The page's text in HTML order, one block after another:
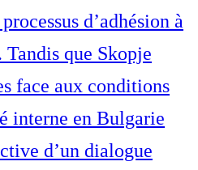
d’adhésion à
Tandis que Skopje
face aux conditions
interne en Bulgarie
d’un dialogue